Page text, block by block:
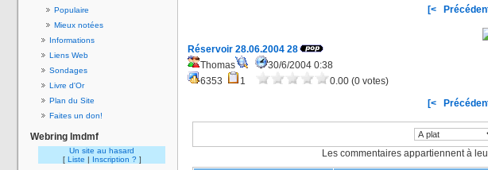
Populaire
Mieux notées
Informations
Liens Web
Sondages
Livre d'Or
Plan du Site
Faites un don!
Webring lmdmf
Un site au hasard
[ Liste | Inscription ? ]
[<
Réservoir 28.06.2004 28
Thomas
30/6/2004 0:38
6353
1
0.00 (0 votes)
[<
Les commentaires appartiennent à